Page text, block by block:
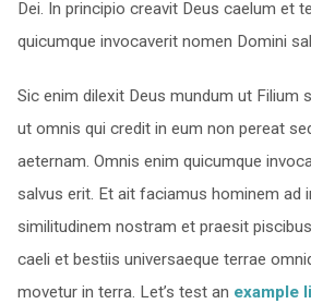
Dei. In principio creavit Deus caelum et
quicumque invocaverit nomen Domini
Sic enim dilexit Deus mundum ut Filium
ut omnis qui credit in eum non pereat
aeternam. Omnis enim quicumque
salvus erit. Et ait faciamus hominem ad
similitudinem nostram et praesit
caeli et bestiis universaeque terrae
movetur in terra. Let’s test an example